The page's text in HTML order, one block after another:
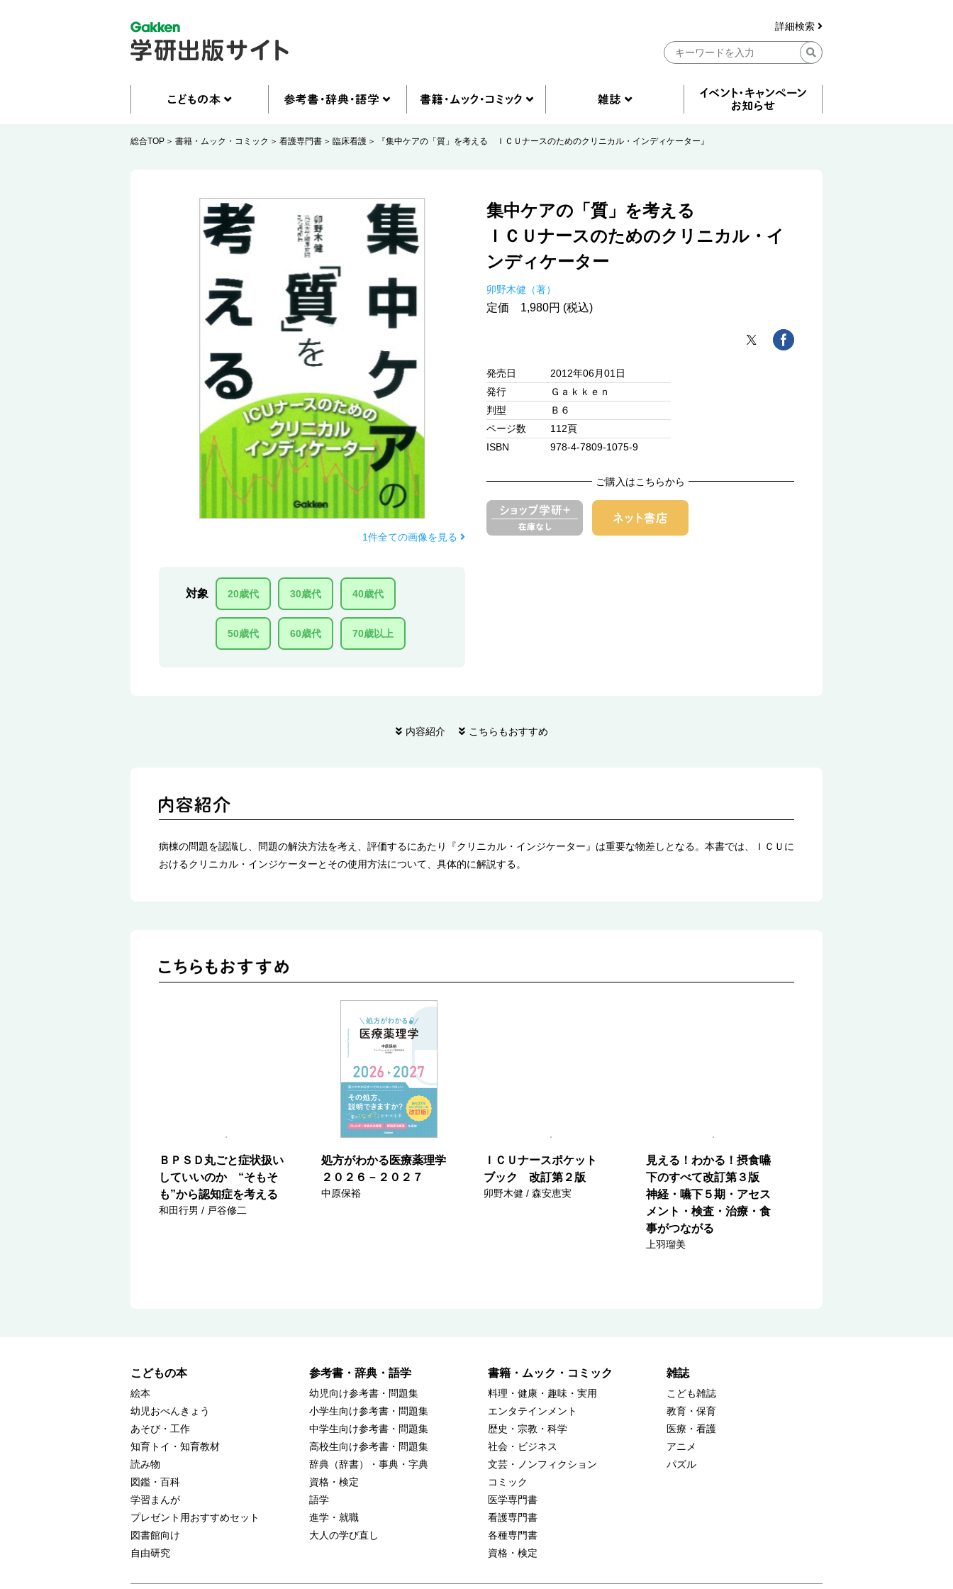
詳細検索
総合TOP 書籍・ムック・コミック 看護専門書 臨床看護 『集中ケアの「質」を考える ＩＣＵナースのためのクリニカル・インディケーター』
1件全ての画像を見る
対象 20歳代 30歳代 40歳代
50歳代 60歳代 70歳以上
集中ケアの「質」を考える
ＩＣＵナースのためのクリニカル・イ
ンディケーター
卯野木健（著）
定価 1,980円 (税込)
発売日
2012年06月01日
発行
Ｇａｋｋｅｎ
判型
Ｂ６
ページ数
112頁
ISBN
978-4-7809-1075-9
ご購入はこちらから
内容紹介 こちらもおすすめ
病棟の問題を認識し、問題の解決方法を考え、評価するにあたり『クリニカル・インジケーター』は重要な物差しとなる。本書では、ＩＣＵに
おけるクリニカル・インジケーターとその使用方法について、具体的に解説する。
ＢＰＳＤ丸ごと症状扱い
していいのか “そもそ
も”から認知症を考える
和田行男 / 戸谷修二
処方がわかる医療薬理学
２０２６－２０２７
中原保裕
ＩＣＵナースポケット
ブック 改訂第２版
卯野木健 / 森安恵実
見える！わかる！摂食嚥
下のすべて改訂第３版
神経・嚥下５期・アセス
メント・検査・治療・食
事がつながる
上羽瑠美
こどもの本
絵本
幼児おべんきょう
あそび・工作
知育トイ・知育教材
読み物
図鑑・百科
学習まんが
プレゼント用おすすめセット
図書館向け
自由研究
参考書・辞典・語学
幼児向け参考書・問題集
小学生向け参考書・問題集
中学生向け参考書・問題集
高校生向け参考書・問題集
辞典（辞書）・事典・字典
資格・検定
語学
進学・就職
大人の学び直し
書籍・ムック・コミック
料理・健康・趣味・実用
エンタテインメント
歴史・宗教・科学
社会・ビジネス
文芸・ノンフィクション
コミック
医学専門書
看護専門書
各種専門書
資格・検定
雑誌
こども雑誌
教育・保育
医療・看護
アニメ
パズル